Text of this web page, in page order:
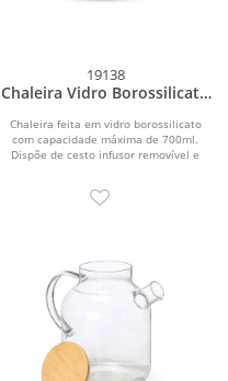
19138
Chaleira Vidro Borossilicato
Chaleira feita em vidro borossilicato
com capacidade máxima de 700ml.
Dispõe de cesto infusor removível e